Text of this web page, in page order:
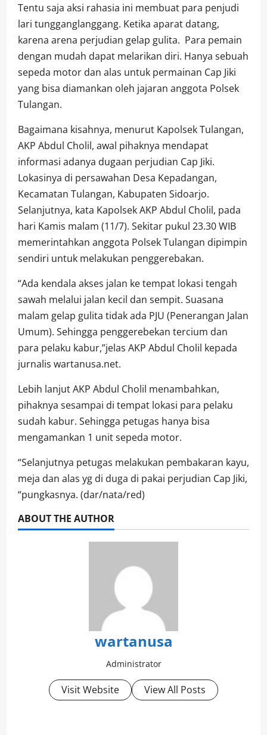
Tentu saja aksi rahasia ini membuat para penjudi
lari tungganglanggang. Ketika aparat datang,
karena arena perjudian gelap gulita. Para pemain
dengan mudah dapat melarikan diri. Hanya sebuah
sepeda motor dan alas untuk permainan Cap Jiki
yang bisa diamankan oleh jajaran anggota Polsek
Tulangan.
Bagaimana kisahnya, menurut Kapolsek Tulangan,
AKP Abdul Cholil, awal pihaknya mendapat
informasi adanya dugaan perjudian Cap Jiki.
Lokasinya di persawahan Desa Kepadangan,
Kecamatan Tulangan, Kabupaten Sidoarjo.
Selanjutnya, kata Kapolsek AKP Abdul Cholil, pada
hari Kamis malam (11/7). Sekitar pukul 23.30 WIB
memerintahkan anggota Polsek Tulangan dipimpin
sendiri untuk melakukan penggerebakan.
“Ada kendala akses jalan ke tempat lokasi tengah
sawah melalui jalan kecil dan sempit. Suasana
malam gelap gulita tidak ada PJU (Penerangan Jalan
Umum). Sehingga penggerebekan tercium dan
para pelaku kabur,”jelas AKP Abdul Cholil kepada
jurnalis wartanusa.net.
Lebih lanjut AKP Abdul Cholil menambahkan,
pihaknya sesampai di tempat lokasi para pelaku
sudah kabur. Sehingga petugas hanya bisa
mengamankan 1 unit sepeda motor.
“Selanjutnya petugas melakukan pembakaran kayu,
meja dan alas yg di duga di pakai perjudian Cap Jiki,
“pungkasnya. (dar/nata/red)
ABOUT THE AUTHOR
wartanusa
Administrator
Visit Website View All Posts